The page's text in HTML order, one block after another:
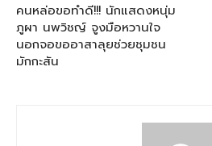
คนหล่อขอทำดี!!! นักแสดงหนุ่ม
ภูผา นพวิชญ์ จูงมือหวานใจ
นอกจอขออาสาลุยช่วยชุมชน
มักกะสัน